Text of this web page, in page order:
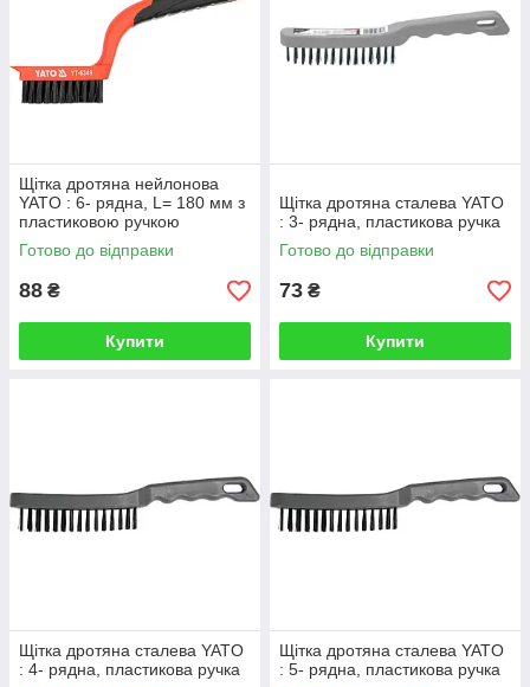
Щітка дротяна нейлонова
YATO : 6- рядна, L= 180 мм з
пластиковою ручкою
Готово до відправки
88 ₴
Купити
Щітка дротяна сталева YATO
: 3- рядна, пластикова ручка
Готово до відправки
73 ₴
Купити
Щітка дротяна сталева YATO
: 4- рядна, пластикова ручка
Щітка дротяна сталева YATO
: 5- рядна, пластикова ручка